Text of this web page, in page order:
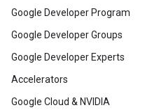
Google Developer Program
Google Developer Groups
Google Developer Experts
Accelerators
Google Cloud & NVIDIA